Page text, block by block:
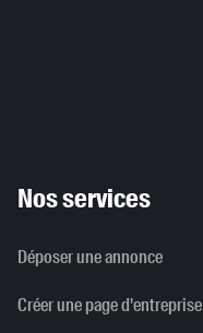
Nos services
Déposer une annonce
Créer une page d'entreprise